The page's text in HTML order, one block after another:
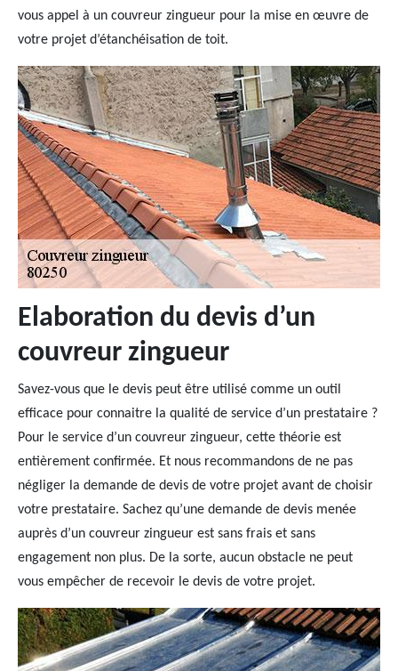
vous appel à un couvreur zingueur pour la mise en œuvre de
votre projet d’étanchéisation de toit.
Elaboration du devis d’un
couvreur zingueur
Savez-vous que le devis peut être utilisé comme un outil
efficace pour connaitre la qualité de service d’un prestataire ?
Pour le service d’un couvreur zingueur, cette théorie est
entièrement confirmée. Et nous recommandons de ne pas
négliger la demande de devis de votre projet avant de choisir
votre prestataire. Sachez qu’une demande de devis menée
auprès d’un couvreur zingueur est sans frais et sans
engagement non plus. De la sorte, aucun obstacle ne peut
vous empêcher de recevoir le devis de votre projet.